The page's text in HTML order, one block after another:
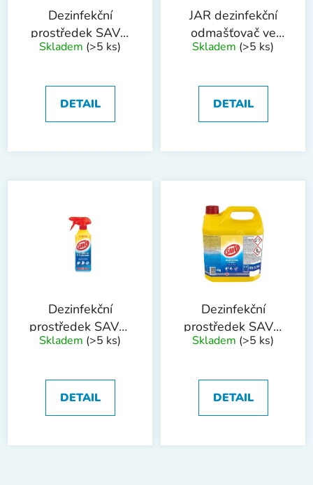
Dezinfekční
prostředek SAVO
ORIGINÁL 1,2l
Skladem (>5 ks)
DETAIL
JAR dezinfekční
odmašťovač ve
spreji 750 ml
Skladem (>5 ks)
DETAIL
Dezinfekční
prostředek SAVO,
500 ml
Skladem (>5 ks)
DETAIL
Dezinfekční
prostředek SAVO
ORIGINÁL 4kg
Skladem (>5 ks)
DETAIL